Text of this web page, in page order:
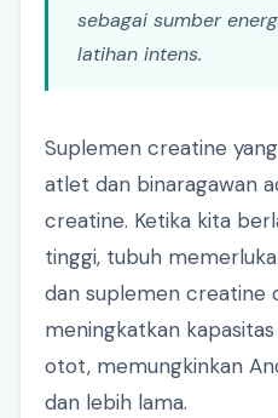
sebagai sumber
latihan intens.
Suplemen creatine
atlet dan binaragawan
creatine. Ketika kita
tinggi, tubuh
dan suplemen creatine
meningkatkan
otot, memungkinkan
dan lebih lama.